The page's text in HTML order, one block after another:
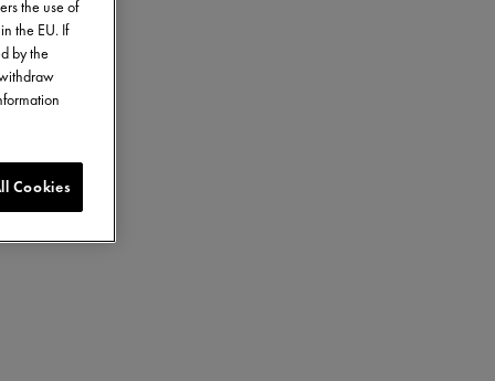
the use of
the EU. If
by the
Cookies